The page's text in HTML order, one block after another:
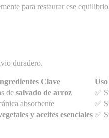
para restaurar ese
duradero.
Clave
de salvado de arroz ✅
absorbente ✅
y aceites esenciales ✅